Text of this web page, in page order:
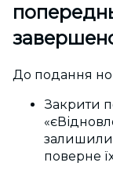
До подання
Закрити
поверне